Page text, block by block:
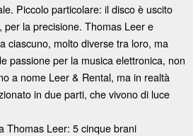
Piccolo particolare: il disco è uscito
la precisione. Thomas Leer e
ciascuno, molto diverse tra loro, ma
passione per la musica elettronica, non
a nome Leer & Rental, ma in realtà
in due parti, che vivono di luce
Thomas Leer: 5 cinque brani